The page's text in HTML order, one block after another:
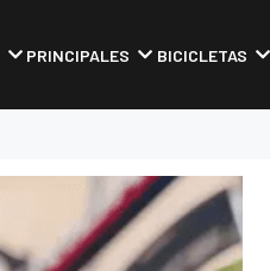
PRINCIPALES BICICLETAS